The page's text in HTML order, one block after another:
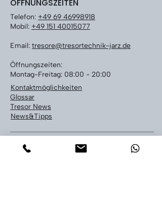
ÖFFNUNGSZEITEN
Telefon: +49 69 46998918
Mobil: +49 151 40015077
Email: tresore@tresortechnik-jarz.de
Öffnungszeiten:
Montag-Freitag: 08:00 - 20:00
Kontaktmöglichkeiten
Glossar
Tresor News
News&Tipps
LEISTUNGEN